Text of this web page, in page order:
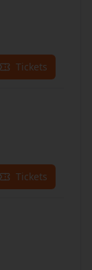
Tickets
Tickets